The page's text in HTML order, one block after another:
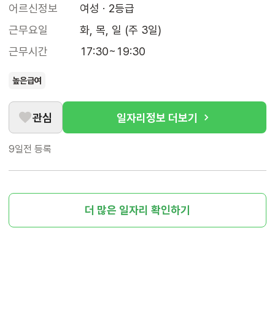
어르신정보
여성 · 2등급
근무요일
화, 목, 일 (주 3일)
근무시간
17:30~19:30
높은급여
관심 일자리정보 더보기
9일전 등록
더 많은 일자리 확인하기